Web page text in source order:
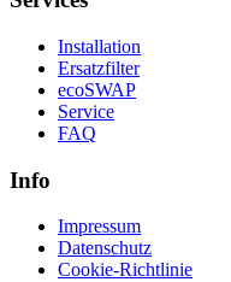
Installation
Ersatzfilter
ecoSWAP
Service
FAQ
Info
Impressum
Datenschutz
Cookie-Richtlinie